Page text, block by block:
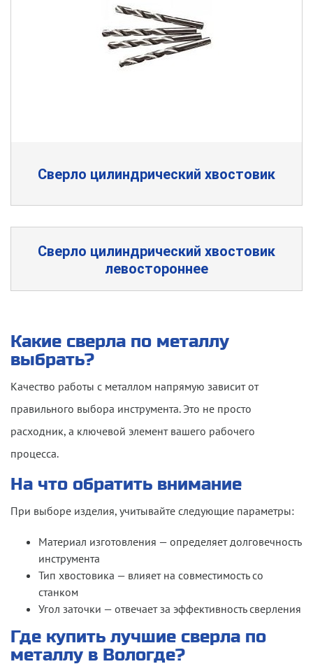
Сверло цилиндрический хвостовик
Сверло цилиндрический хвостовик
левостороннее
Какие сверла по металлу
выбрать?
Качество работы с металлом напрямую зависит от
правильного выбора инструмента. Это не просто
расходник, а ключевой элемент вашего рабочего
процесса.
На что обратить внимание
При выборе изделия, учитывайте следующие параметры:
Материал изготовления — определяет долговечность
инструмента
Тип хвостовика — влияет на совместимость со
станком
Угол заточки — отвечает за эффективность сверления
Где купить лучшие сверла по
металлу в Вологде?